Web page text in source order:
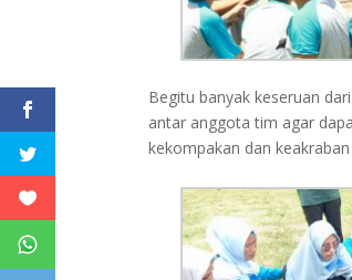
Begitu banyak keseruan
antar anggota tim agar
kekompakan dan